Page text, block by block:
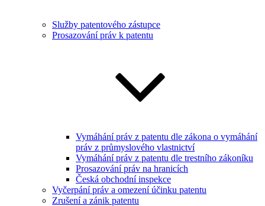
Služby patentového zástupce
Prosazování práv k patentu
Vymáhání práv z patentu dle zákona o vymáhání
práv z průmyslového vlastnictví
Vymáhání práv z patentu dle trestního zákoníku
Prosazování práv na hranicích
Česká obchodní inspekce
Vyčerpání práv a omezení účinku patentu
Zrušení a zánik patentu